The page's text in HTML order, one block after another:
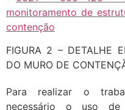
FIGURA 2 – DETALHE
DO MURO DE
Para realizar o
necessário o uso de